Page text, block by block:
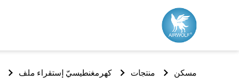
مسكن منتجات كهرمغنطيسيّ إستقراء ملف